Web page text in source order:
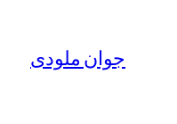
جوان ملودی